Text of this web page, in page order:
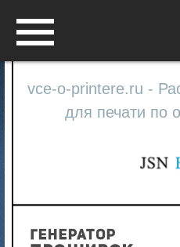
vce-o-printere.ru -
для печати по